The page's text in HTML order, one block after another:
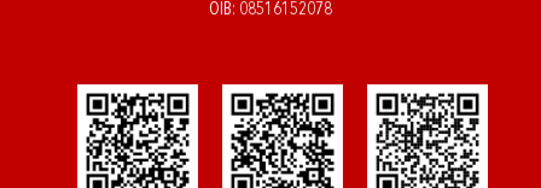
OIB: 08516152078